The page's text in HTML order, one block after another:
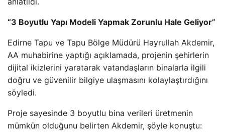
“3 Boyutlu Yapı Modeli Yapmak Zorunlu Hale Geliyor”
Edirne Tapu ve Tapu Bölge Müdürü Hayrullah Akdemir,
AA muhabirine yaptığı açıklamada, projenin şehirlerin
dijital ikizlerini yaratarak vatandaşların binalarla ilgili
doğru ve güvenilir bilgiye ulaşmasını kolaylaştırdığını
söyledi.
Proje sayesinde 3 boyutlu bina verileri üretmenin
mümkün olduğunu belirten Akdemir, şöyle konuştu: